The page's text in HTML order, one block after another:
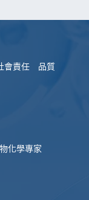
會責任
品質
化學專家